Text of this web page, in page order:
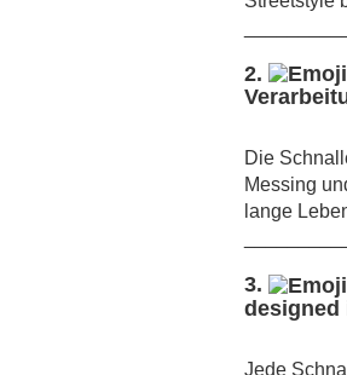
2.
Die
Messing
lange
3.
designed
Jede